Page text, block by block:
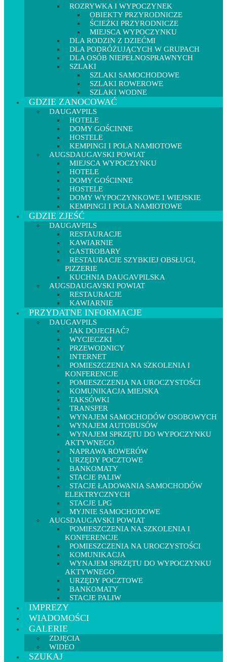
ROZRYWKA I WYPOCZYNEK
OBIEKTY PRZYRODNICZE
ŚCIEŻKI PRZYRODNICZE
MIEJSCA WYPOCZYNKU
DLA RODZIN Z DZIEĆMI
DLA PODRÓŻUJĄCYCH W GRUPACH
DLA OSÓB NIEPEŁNOSPRAWNYCH
SZLAKI
SZLAKI SAMOCHODOWE
SZLAKI ROWEROWE
SZLAKI WODNE
GDZIE ZANOCOWAĆ
DAUGAVPILS
HOTELE
DOMY GOŚCINNE
HOSTELE
KEMPINGI I POLA NAMIOTOWE
AUGSDAUGAVSKI POWIAT
MIEJSCA WYPOCZYNKU
HOTELE
DOMY GOŚCINNE
HOSTELE
DOMY WYPOCZYNKOWE I WIEJSKIE
KEMPINGI I POLA NAMIOTOWE
GDZIE ZJEŚĆ
DAUGAVPILS
RESTAURACJE
KAWIARNIE
GASTROBARY
RESTAURACJE SZYBKIEJ OBSŁUGI,
PIZZERIE
KUCHNIA DAUGAVPILSKA
AUGSDAUGAVSKI POWIAT
RESTAURACJE
KAWIARNIE
PRZYDATNE INFORMACJE
DAUGAVPILS
JAK DOJECHAĆ?
WYCIECZKI
PRZEWODNICY
INTERNET
POMIESZCZENIA NA SZKOLENIA I
KONFERENCJE
POMIESZCZENIA NA UROCZYSTOŚCI
KOMUNIKACJA MIEJSKA
TAKSÓWKI
TRANSFER
WYNAJEM SAMOCHODÓW OSOBOWYCH
WYNAJEM AUTOBUSÓW
WYNAJEM SPRZĘTU DO WYPOCZYNKU
AKTYWNEGO
NAPRAWA ROWERÓW
URZĘDY POCZTOWE
BANKOMATY
STACJE PALIW
STACJE ŁADOWANIA SAMOCHODÓW
ELEKTRYCZNYCH
STACJE LPG
MYJNIE SAMOCHODOWE
AUGSDAUGAVSKI POWIAT
POMIESZCZENIA NA SZKOLENIA I
KONFERENCJE
POMIESZCZENIA NA UROCZYSTOŚCI
KOMUNIKACJA
WYNAJEM SPRZĘTU DO WYPOCZYNKU
AKTYWNEGO
URZĘDY POCZTOWE
BANKOMATY
STACJE PALIW
IMPREZY
WIADOMOŚCI
GALERIE
ZDJĘCIA
WIDEO
SZUKAJ